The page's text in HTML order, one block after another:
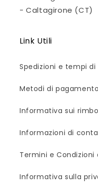
- Caltagirone (CT)
Link Utili
Spedizioni e tempi di
Metodi di pagamento
Informativa sui
Informazioni di
Termini e Condizioni
Informativa sulla